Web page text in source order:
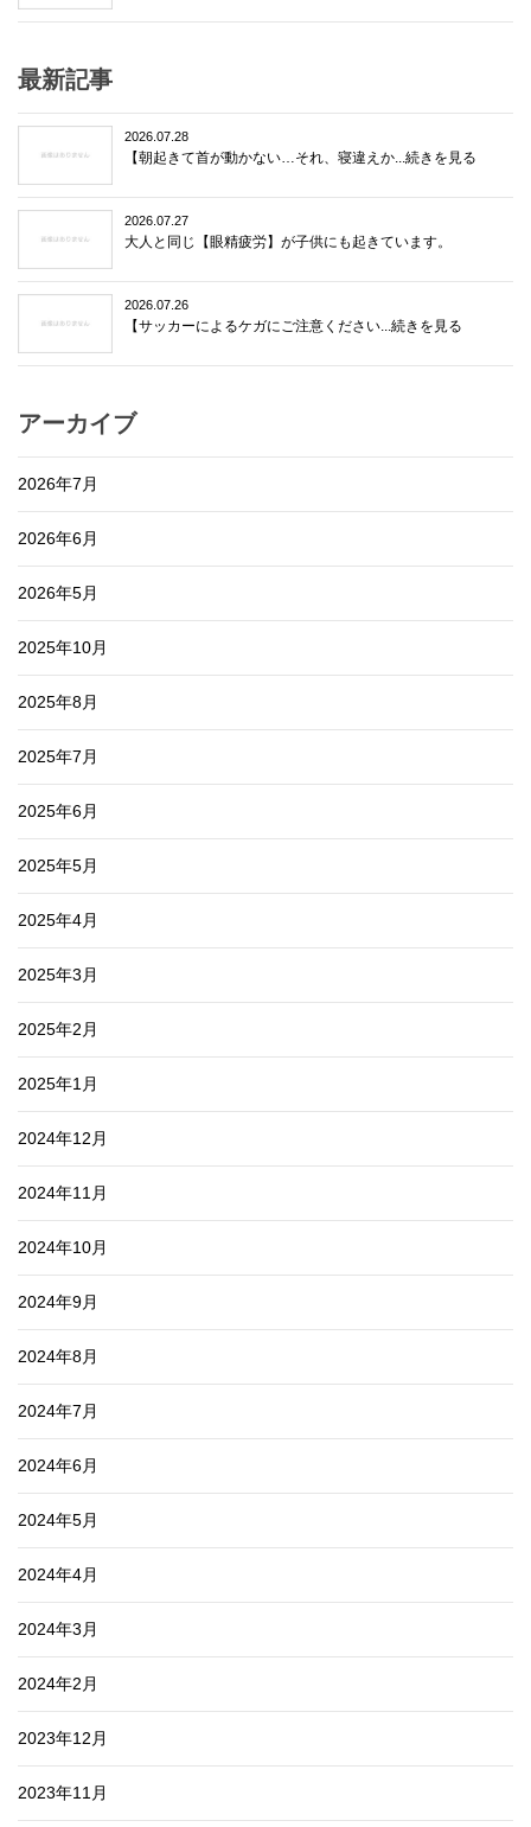
最新記事
2026.07.28
【朝起きて首が動かない…それ、寝違えか...続きを見る
2026.07.27
大人と同じ【眼精疲労】が子供にも起きています。
2026.07.26
【サッカーによるケガにご注意ください...続きを見る
アーカイブ
2026年7月
2026年6月
2026年5月
2025年10月
2025年8月
2025年7月
2025年6月
2025年5月
2025年4月
2025年3月
2025年2月
2025年1月
2024年12月
2024年11月
2024年10月
2024年9月
2024年8月
2024年7月
2024年6月
2024年5月
2024年4月
2024年3月
2024年2月
2023年12月
2023年11月